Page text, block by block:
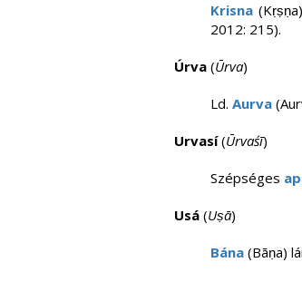
Krisna
2012: 215).
Úrva (Ūrva)
Ld. Aurva
Urvasí(Ūrvaśī)
Szépséges
Usá (Uṣā)
Bána (Bāṇa)